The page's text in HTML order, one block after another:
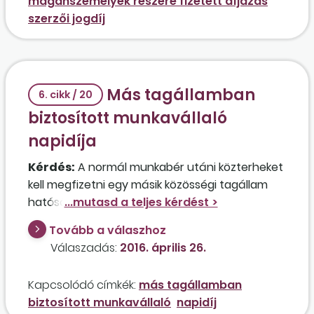
regisztrálók nem adnak meg sem
adóazonosítót, sem tajszámot, legtöbbjük nem
is magyar állampolgár?
szerzői jogdíj
6. cikk / 20
Más tagállamban
biztosított munkavállaló
napidíja
Kérdés: A normál munkabér utáni közterheket
kell megfizetni egy másik közösségi tagállam
hatóságai által kiállított A1 igazolással
rendelkező, Magyarországon dolgozó külföldi
munkavállaló részére számfejtett napi 50
eurónak megfelelő napidíj 15 eurón felüli része
levonni az szja-t? A munkavállaló
munkabéréből csak a személyi jövedelemadót
Tovább a válaszhoz
Válaszadás: 2016. április 26.
Kapcsolódó címkék: más tagállamban
biztosított munkavállaló napidíj